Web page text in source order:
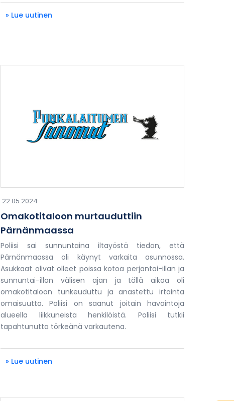
» Lue uutinen
22.05.2024
Omakotitaloon murtauduttiin
Pärnänmaassa
Poliisi sai sunnuntaina iltayöstä tiedon, että
Pärnänmaassa oli käynyt varkaita asunnossa.
Asukkaat olivat olleet poissa kotoa perjantai-illan ja
sunnuntai-illan välisen ajan ja tällä aikaa oli
omakotitaloon tunkeuduttu ja anastettu irtainta
omaisuutta. Poliisi on saanut joitain havaintoja
alueella liikkuneista henkilöistä. Poliisi tutkii
tapahtunutta törkeänä varkautena.
» Lue uutinen